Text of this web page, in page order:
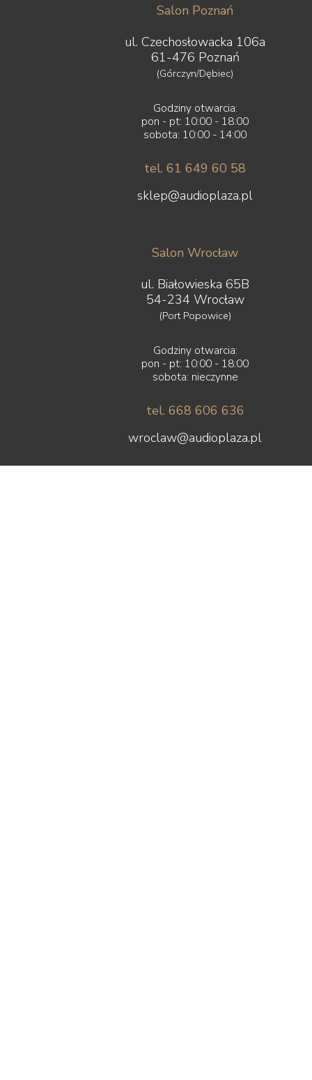
Salon Poznań
ul. Czechosłowacka 106a
61-476 Poznań
(Górczyn/Dębiec)
Godziny otwarcia:
pon - pt: 10:00 - 18:00
sobota: 10:00 - 14:00
tel. 61 649 60 58
sklep@audioplaza.pl
Salon Wrocław
ul. Białowieska 65B
54-234 Wrocław
(Port Popowice)
Godziny otwarcia:
pon - pt: 10:00 - 18:00
sobota: nieczynne
tel. 668 606 636
wroclaw@audioplaza.pl